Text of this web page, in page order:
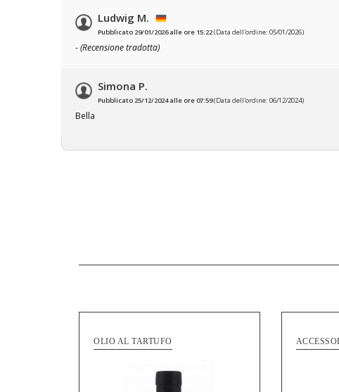
Ludwig M.
Pubblicato 29/01/2026 alle ore 15:22(Data dell'ordine: 05/01/2026)
-(Recensione tradotta)
Simona P.
Pubblicato 25/12/2024 alle ore 07:59(Data dell'ordine: 06/12/2024)
Bella
OLIO AL TARTUFO